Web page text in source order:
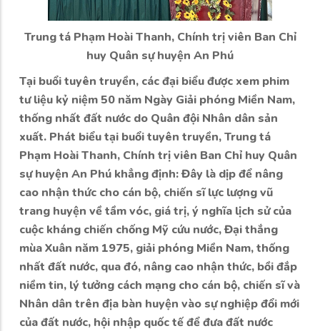
Trung tá Phạm Hoài Thanh, Chính trị viên Ban Chỉ
huy Quân sự huyện An Phú
Tại buổi tuyên truyền, các đại biểu được xem phim
tư liệu kỷ niệm 50 năm Ngày Giải phóng Miền Nam,
thống nhất đất nước do Quân đội Nhân dân sản
xuất. Phát biểu tại buổi tuyên truyền, Trung tá
Phạm Hoài Thanh, Chính trị viên Ban Chỉ huy Quân
sự huyện An Phú khẳng định: Đây là dịp để nâng
cao nhận thức cho cán bộ, chiến sĩ lực lượng vũ
trang huyện về tầm vóc, giá trị, ý nghĩa lịch sử của
cuộc kháng chiến chống Mỹ cứu nước, Đại thắng
mùa Xuân năm 1975, giải phóng Miền Nam, thống
nhất đất nước, qua đó, nâng cao nhận thức, bồi đắp
niềm tin, lý tưởng cách mạng cho cán bộ, chiến sĩ và
Nhân dân trên địa bàn huyện vào sự nghiệp đổi mới
của đất nước, hội nhập quốc tế để đưa đất nước